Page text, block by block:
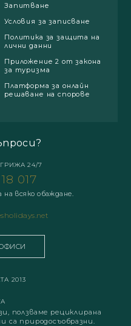
Запитване
Условия за записване
Политика за защита на
лични данни
Приложение 2 от закона
за туризма
Платформа за онлайн
решаване на спорове
24/7
017
всяко обаждане.
2013
ползваме рециклирана
са природосъобразни.